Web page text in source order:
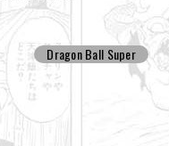
of the anime
begins anew!
Dragon Ball Super